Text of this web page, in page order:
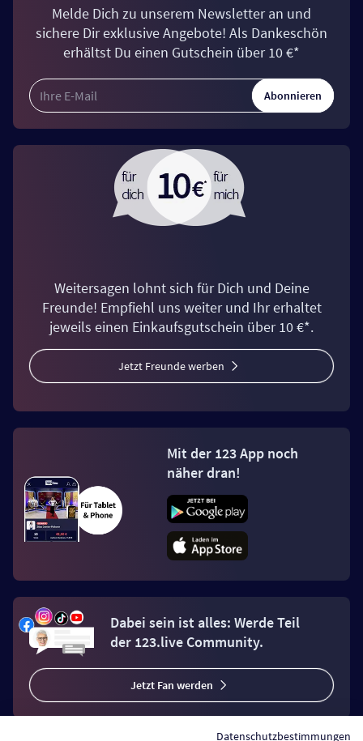
Melde Dich zu unserem Newsletter an und
sichere Dir exklusive Angebote! Als Dankeschön
erhältst Du einen Gutschein über 10 €*
Abonnieren
Weitersagen lohnt sich für Dich und Deine
Freunde! Empfiehl uns weiter und Ihr erhaltet
jeweils einen Einkaufsgutschein über 10 €*.
Jetzt Freunde werben
Mit der 123 App noch
näher dran!
Dabei sein ist alles: Werde Teil
der 123.live Community.
Jetzt Fan werden
Datenschutzbestimmungen